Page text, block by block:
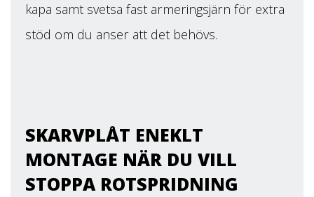
kapa samt svetsa fast armeringsjärn för extra
stöd om du anser att det behövs.
SKARVPLÅT ENEKLT
MONTAGE NÄR DU VILL
STOPPA ROTSPRIDNING